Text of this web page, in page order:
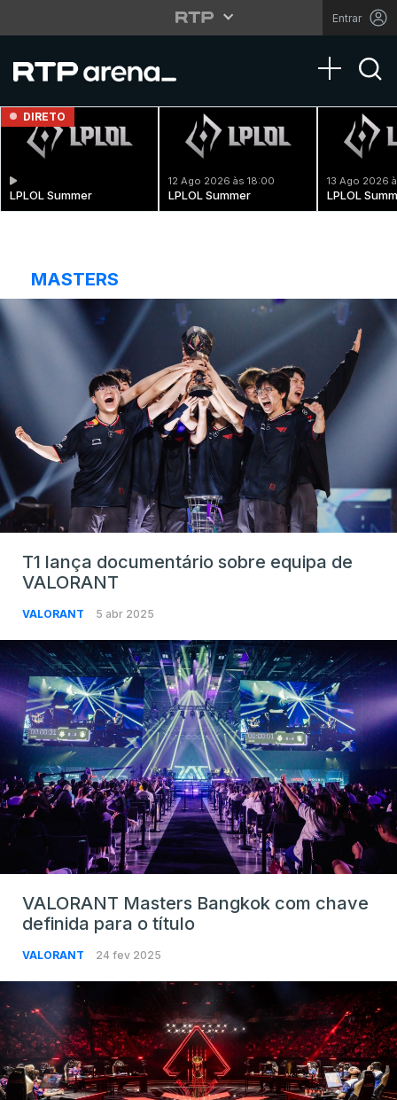
Entrar
Toggle
DIRETO
LPLOL Summer
12 Ago 2026 às 18:00
LPLOL Summer
13 Ago 2026
LPLOL
MASTERS
T1 lança documentário sobre equipa de
VALORANT
VALORANT 5 abr 2025
VALORANT Masters Bangkok com chave
definida para o título
VALORANT 24 fev 2025